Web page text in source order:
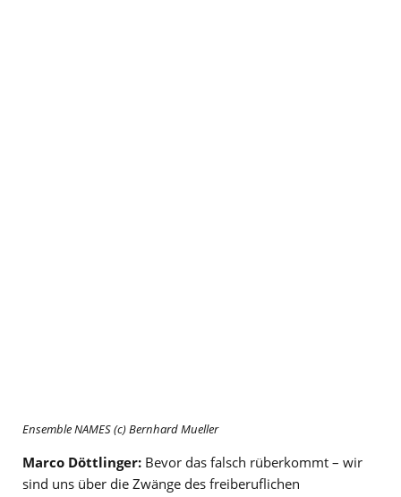
Ensemble NAMES (c) Bernhard Mueller
Marco Döttlinger: Bevor das falsch rüberkommt – wir
sind uns über die Zwänge des freiberuflichen